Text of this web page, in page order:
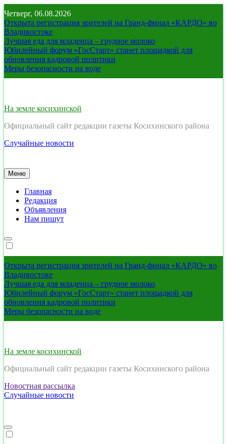
Перейти
к
содержимому
Четверг, 06.08.2026
Открыта регистрация зрителей на Гранд-финал «КАРДО» во
Владивостоке
Лучшая еда для младенца – грудное молоко
Юбилейный форум «ГосСтарт» станет площадкой для
обновления кадровой политики
Меры безопасности на воде
На земле косихинской
Официальный сайт редакции газеты Косихинского района
Случайные новости
Меню
Главная
Редакция
Объявления
Нам пишут
Открыта регистрация зрителей на Гранд-финал «КАРДО» во
Владивостоке
Лучшая еда для младенца – грудное молоко
Юбилейный форум «ГосСтарт» станет площадкой для
обновления кадровой политики
Меры безопасности на воде
На земле косихинской
Официальный сайт редакции газеты Косихинского района
Новостная рассылка
Случайные новости